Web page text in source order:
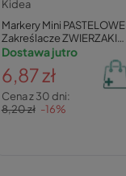
Kidea
Markery Mini PASTELOWE
Zakreślacze ZWIERZAKI
Kidea
Dostawa jutro
6,87 zł
Cena z 30 dni:
8,20 zł -16%